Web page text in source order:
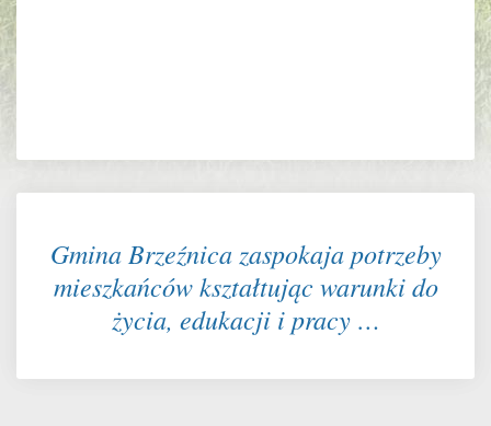
Gmina Brzeźnica zaspokaja potrzeby
mieszkańców kształtując warunki do
życia, edukacji i pracy …